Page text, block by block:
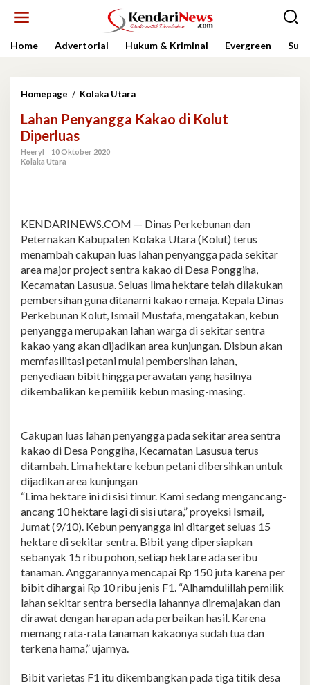
Home
Advertorial Hukum & Kriminal Evergreen
Homepage / Kolaka UtaraLahan
Kakao
Lahan Penyangga Kakao di Kolut
Diperluas
Heeryl
10 Oktober 2020
Kolaka Utara
KENDARINEWS.COM — Dinas Perkebunan dan
Peternakan Kabupaten Kolaka Utara (Kolut) terus
menambah cakupan luas lahan penyangga pada sekitar
area major project sentra kakao di Desa Ponggiha,
Kecamatan Lasusua. Seluas lima hektare telah dilakukan
pembersihan guna ditanami kakao remaja. Kepala Dinas
Perkebunan Kolut, Ismail Mustafa, mengatakan, kebun
penyangga merupakan lahan warga di sekitar sentra
kakao yang akan dijadikan area kunjungan. Disbun akan
memfasilitasi petani mulai pembersihan lahan,
penyediaan bibit hingga perawatan yang hasilnya
dikembalikan ke pemilik kebun masing-masing.
Cakupan luas lahan penyangga pada sekitar area sentra
kakao di Desa Ponggiha, Kecamatan Lasusua terus
ditambah. Lima hektare kebun petani dibersihkan untuk
dijadikan area kunjungan
“Lima hektare ini di sisi timur. Kami sedang mengancang-
ancang 10 hektare lagi di sisi utara,” proyeksi Ismail,
Jumat (9/10). Kebun penyangga ini ditarget seluas 15
hektare di sekitar sentra. Bibit yang dipersiapkan
sebanyak 15 ribu pohon, setiap hektare ada seribu
tanaman. Anggarannya mencapai Rp 150 juta karena per
bibit dihargai Rp 10 ribu jenis F1. “Alhamdulillah pemilik
lahan sekitar sentra bersedia lahannya diremajakan dan
dirawat dengan harapan ada perbaikan hasil. Karena
memang rata-rata tanaman kakaonya sudah tua dan
terkena hama,” ujarnya.
Bibit varietas F1 itu dikembangkan pada tiga titik desa